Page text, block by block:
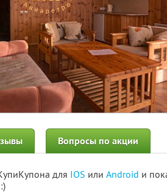
Вопросы по акции
для IOS или Android и